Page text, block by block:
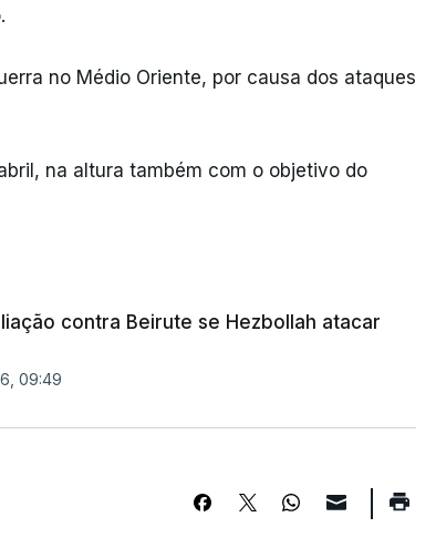
no Médio Oriente, por causa dos ataques
na altura também com o objetivo do
contra Beirute se Hezbollah atacar
09:49